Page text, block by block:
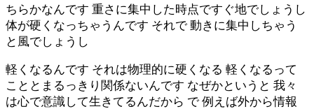
ちらかなんです 重さに集中した時点ですぐ地でしょうし
体が硬くなっちゃうんです それで 動きに集中しちゃう
と風でしょうし
軽くなるんです それは物理的に硬くなる 軽くなるって
こととまるっきり関係ないんです なぜかというと 我々
は心で意識して生きてるんだから で 例えば外から情報